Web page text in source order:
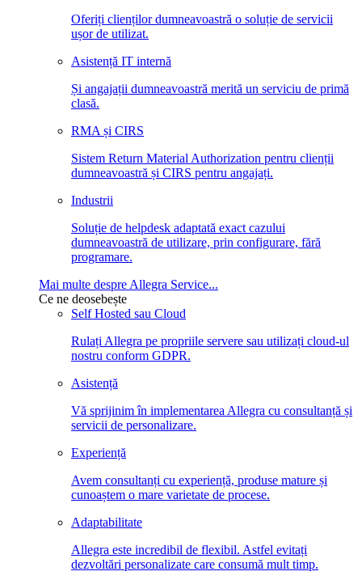
Oferiți clienților dumneavoastră o soluție de servicii
ușor de utilizat.
Asistență IT internă
Și angajații dumneavoastră merită un serviciu de primă
clasă.
RMA și CIRS
Sistem Return Material Authorization pentru clienții
dumneavoastră și CIRS pentru angajați.
Industrii
Soluție de helpdesk adaptată exact cazului
dumneavoastră de utilizare, prin configurare, fără
programare.
Mai multe despre Allegra Service...
Ce ne deosebește
Self Hosted sau Cloud
Rulați Allegra pe propriile servere sau utilizați cloud-ul
nostru conform GDPR.
Asistență
Vă sprijinim în implementarea Allegra cu consultanță și
servicii de personalizare.
Experiență
Avem consultanți cu experiență, produse mature și
cunoaștem o mare varietate de procese.
Adaptabilitate
Allegra este incredibil de flexibil. Astfel evitați
dezvoltări personalizate care consumă mult timp.